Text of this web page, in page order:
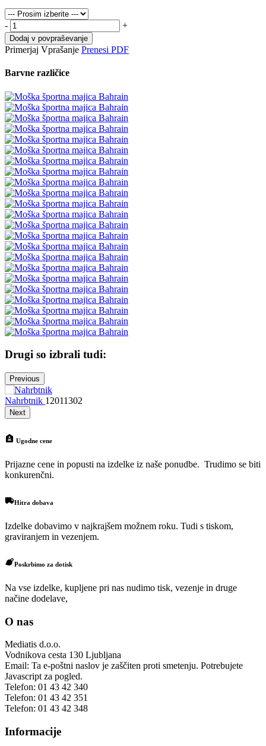
- +
Dodaj v povpraševanje
Primerjaj Vprašanje Prenesi PDF
Barvne različice
Drugi so izbrali tudi:
Previous
Nahrbtnik 12011302
Next
Ugodne cene
Prijazne cene in popusti na izdelke iz naše ponudbe. Trudimo se biti
konkurenčni.
Hitra dobava
Izdelke dobavimo v najkrajšem možnem roku. Tudi s tiskom,
graviranjem in vezenjem.
Poskrbimo za dotisk
Na vse izdelke, kupljene pri nas nudimo tisk, vezenje in druge
načine dodelave,
O nas
Mediatis d.o.o.
Vodnikova cesta 130 Ljubljana
Email: Ta e-poštni naslov je zaščiten proti smetenju. Potrebujete
Javascript za pogled.
Telefon: 01 43 42 340
Telefon: 01 43 42 351
Telefon: 01 43 42 348
Informacije